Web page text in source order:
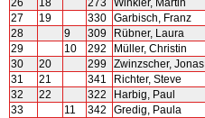
26
18 273 Winkler, Martin
27
19 330 Garbisch, Franz
28
9 309 Rübner, Laura
29
10 292 Müller, Christin
30
20 299 Zwinzscher, Jonas
31
21 341 Richter, Steve
32
22 322 Harbig, Paul
33
11 342 Gredig, Paula